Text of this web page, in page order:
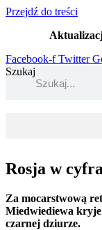
Przejdź do treści
Aktualizacja
Facebook-f Twitter
Szukaj
Rosja w
Za mocarstwową
Miedwiediewa
czarnej dziurze.